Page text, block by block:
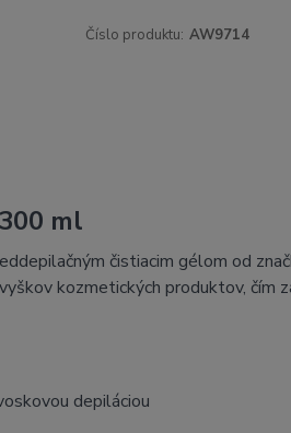
Číslo produktu: AW9714
ml
čistiacim gélom od
kozmetických produktov, čím
depiláciou